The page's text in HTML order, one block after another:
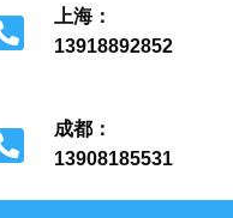
上海：
13918892852
成都：
13908185531